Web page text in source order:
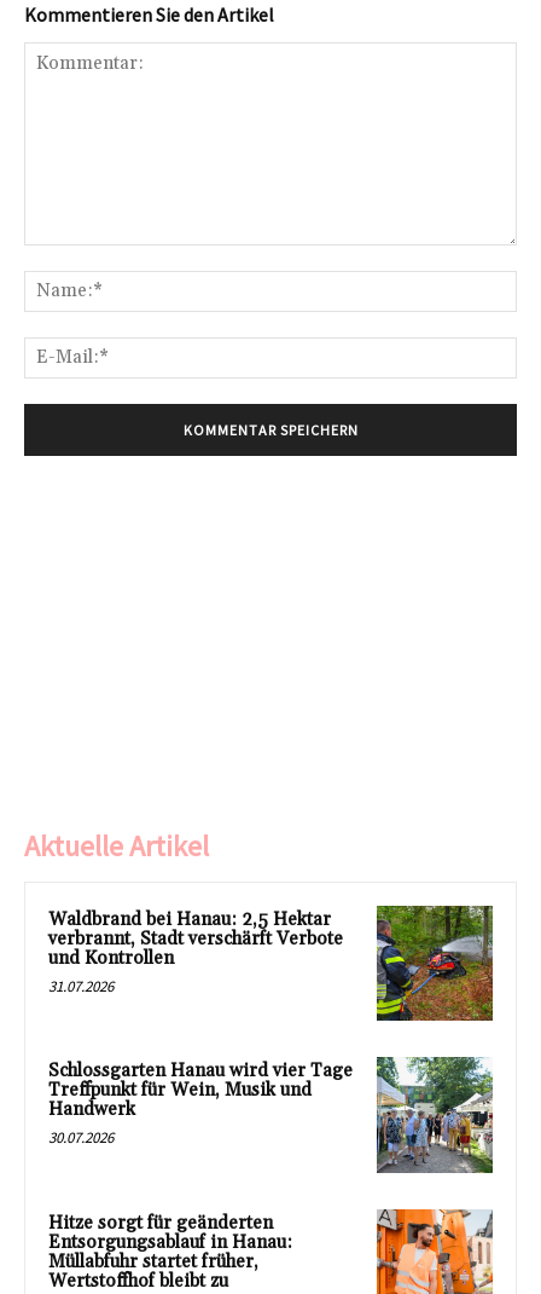
Kommentieren Sie den Artikel
Aktuelle Artikel
Waldbrand bei Hanau: 2,5 Hektar
verbrannt, Stadt verschärft Verbote
und Kontrollen
31.07.2026
Schlossgarten Hanau wird vier Tage
Treffpunkt für Wein, Musik und
Handwerk
30.07.2026
Hitze sorgt für geänderten
Entsorgungsablauf in Hanau:
Müllabfuhr startet früher,
Wertstoffhof bleibt zu